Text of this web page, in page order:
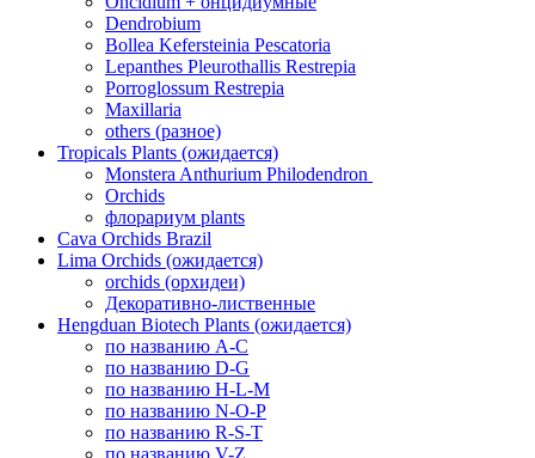
Dendrobium
Bollea Kefersteinia Pescatoria
Lepanthes Pleurothallis Restrepia
Porroglossum Restrepia
Maxillaria
others (разное)
Tropicals Plants (ожидается)
​​​​​​​Monstera Anthurium Philodendron
Orchids
флорариум plants
Cava Orchids Brazil
Lima Orchids (ожидается)
orchids (орхидеи)
Декоративно-лиственные
Hengduan Biotech Plants (ожидается)
по названию A-C
по названию D-G
по названию H-L-M
по названию N-O-P
по названию R-S-T
по названию V-Z